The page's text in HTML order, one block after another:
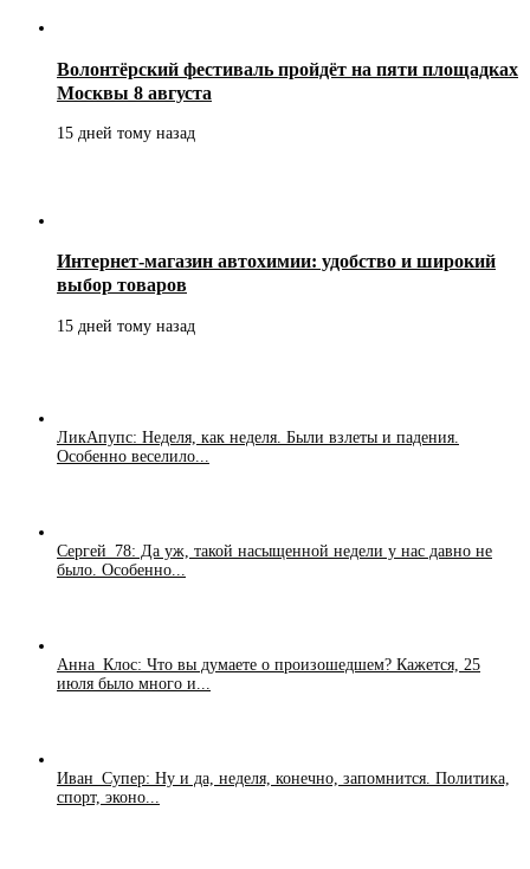
Волонтёрский фестиваль пройдёт на пяти площадках
Москвы 8 августа
15 дней тому назад
Интернет-магазин автохимии: удобство и широкий
выбор товаров
15 дней тому назад
ЛикАпупс: Неделя, как неделя. Были взлеты и падения.
Особенно веселило...
Сергей_78: Да уж, такой насыщенной недели у нас давно не
было. Особенно...
Анна_Клос: Что вы думаете о произошедшем? Кажется, 25
июля было много и...
Иван_Супер: Ну и да, неделя, конечно, запомнится. Политика,
спорт, эконо...